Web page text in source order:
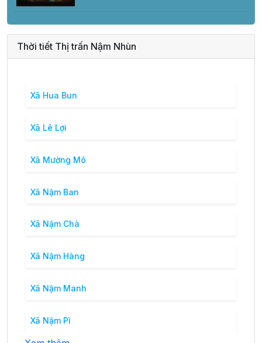
Thời tiết Thị trấn Nậm Nhùn
Xã Hua Bun
Xã Lê Lợi
Xã Mường Mô
Xã Nậm Ban
Xã Nậm Chà
Xã Nậm Hàng
Xã Nậm Manh
Xã Nậm Pì